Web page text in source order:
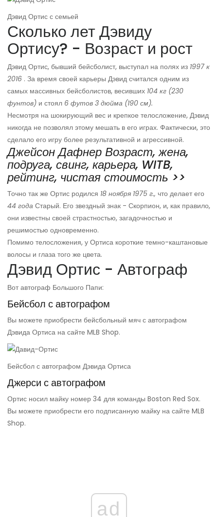
Дэвид Ортис с семьей
Сколько лет Дэвиду
Ортису? - Возраст и рост
Дэвид Ортис, бывший бейсболист, выступал на полях из 1997 к
2016 . За время своей карьеры Дэвид считался одним из
самых массивных бейсболистов, весивших 104 кг (230
фунтов) и стоял 6 футов 3 дюйма (190 см).
Несмотря на шокирующий вес и крепкое телосложение, Дэвид
никогда не позволял этому мешать в его играх. Фактически, это
сделало его игру более результативной и агрессивной.
Джейсон Дафнер Возраст, жена,
подруга, свинг, карьера, WITB,
рейтинг, чистая стоимость >>
Точно так же Ортис родился 18 ноября 1975 г., что делает его
44 года Старый. Его звездный знак - Скорпион, и, как правило,
они известны своей страстностью, загадочностью и
решимостью одновременно.
Помимо телосложения, у Ортиса короткие темно-каштановые
волосы и глаза того же цвета.
Дэвид Ортис - Автограф
Вот автограф Большого Папи:
Бейсбол с автографом
Вы можете приобрести бейсбольный мяч с автографом
Дэвида Ортиса на сайте MLB Shop.
Бейсбол с автографом Дэвида Ортиса
Джерси с автографом
Ортис носил майку номер 34 для команды Boston Red Sox.
Вы можете приобрести его подписанную майку на сайте MLB
Shop.
ad